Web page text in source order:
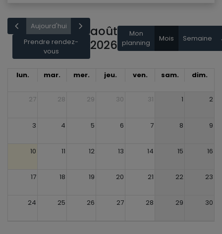
Aujourd'hui
Prendre rendez-
vous
août
2026
Mon
planning
Mois Semaine
lun. mar. mer. jeu. ven. sam. dim.
27 28 29 30 31 1 2
3 4 5 6 7 8 9
10 11 12 13 14 15 16
17 18 19 20 21 22 23
24 25 26 27 28 29 30